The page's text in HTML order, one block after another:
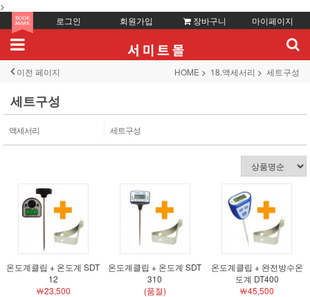
>
로그인
회원가입 장바구니 마이페이지
이전 페이지 HOME 18.액세서리 세트구성
세트구성
액세서리 세트구성
온도계클립 + 온도계 SDT
12
￦23,500
온도계클립 + 온도계 SDT
310
(품절)
온도계클립 + 완전방수온
도계 DT400
￦45,500